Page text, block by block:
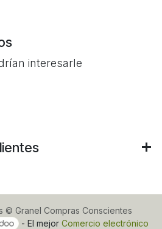
interesarle
© Granel Compras Conscientes
- El mejor Comercio electrónico